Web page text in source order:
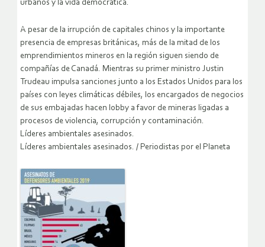
urbanos y la vida democrática.
A pesar de la irrupción de capitales chinos y la importante
presencia de empresas británicas, más de la mitad de los
emprendimientos mineros en la región siguen siendo de
compañías de Canadá. Mientras su primer ministro Justin
Trudeau impulsa sanciones junto a los Estados Unidos para los
países con leyes climáticas débiles, los encargados de negocios
de sus embajadas hacen lobby a favor de mineras ligadas a
procesos de violencia, corrupción y contaminación.
Líderes ambientales asesinados.
Líderes ambientales asesinados. / Periodistas por el Planeta